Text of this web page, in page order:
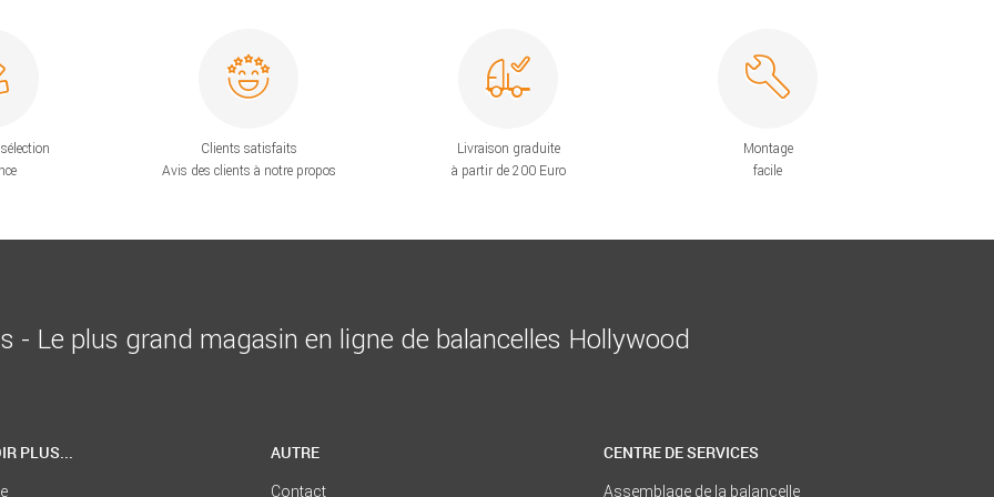
Clients satisfaits
Avis des clients à notre propos
Livraison graduite
à partir de 200 Euro
Montage
facile
- Le plus grand magasin en ligne de balancelles Hollywood
PLUS... AUTRE
Contact
CENTRE DE SERVICES
Assemblage de la balancelle